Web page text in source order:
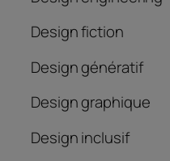
Design fiction
Design génératif
Design graphique
Design inclusif